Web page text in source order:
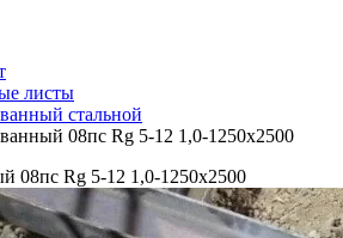
листы
стальной
08пс Rg 5-12 1,0-1250х2500
08пс Rg 5-12 1,0-1250х2500